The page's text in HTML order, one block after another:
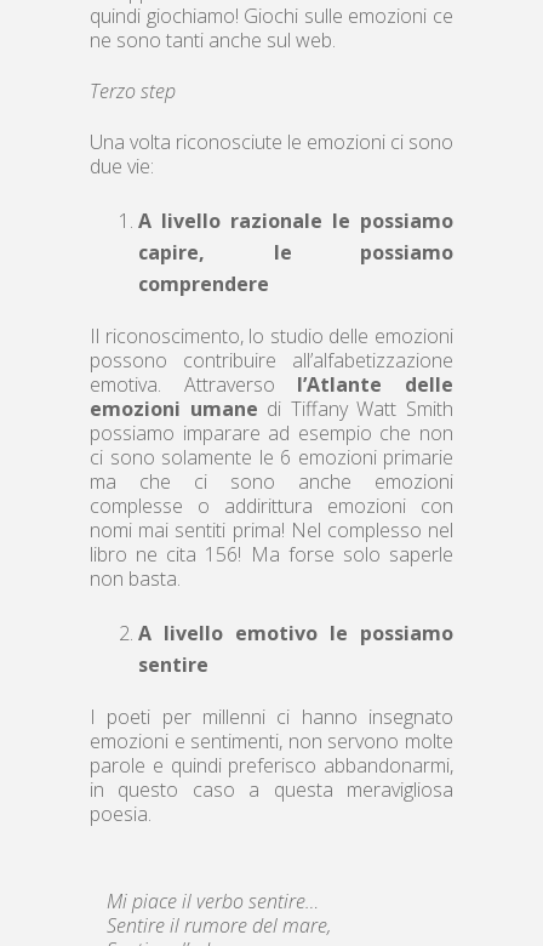
quindi giochiamo! Giochi sulle emozioni ce
ne sono tanti anche sul web.
Terzo step
Una volta riconosciute le emozioni ci sono
due vie:
A livello razionale le possiamo
capire, le possiamo
comprendere
Il riconoscimento, lo studio delle emozioni
possono contribuire all’alfabetizzazione
emotiva. Attraverso l’Atlante delle
emozioni umane di Tiffany Watt Smith
possiamo imparare ad esempio che non
ci sono solamente le 6 emozioni primarie
ma che ci sono anche emozioni
complesse o addirittura emozioni con
nomi mai sentiti prima! Nel complesso nel
libro ne cita 156! Ma forse solo saperle
non basta.
A livello emotivo le possiamo
sentire
I poeti per millenni ci hanno insegnato
emozioni e sentimenti, non servono molte
parole e quindi preferisco abbandonarmi,
in questo caso a questa meravigliosa
poesia.
Mi piace il verbo sentire…
Sentire il rumore del mare,